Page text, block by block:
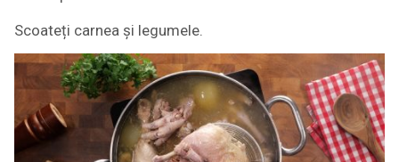
Scoateți carnea și legumele.